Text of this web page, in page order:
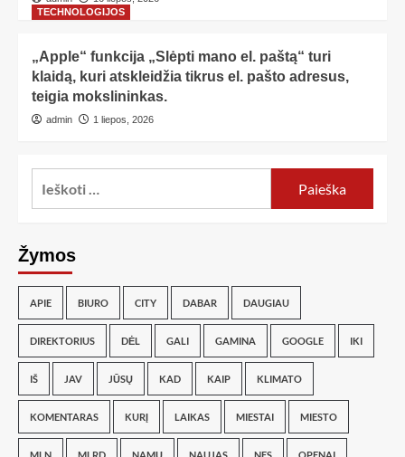
TECHNOLOGIJOS
„Apple“ funkcija „Slėpti mano el. paštą“ turi
klaidą, kuri atskleidžia tikrus el. pašto adresus,
teigia mokslininkas.
admin 1 liepos, 2026
Žymos
APIE BIURO CITY DABAR DAUGIAU
DIREKTORIUS DĖL GALI GAMINA GOOGLE IKI
IŠ JAV JŪSŲ KAD KAIP KLIMATO
KOMENTARAS KURĮ LAIKAS MIESTAI MIESTO